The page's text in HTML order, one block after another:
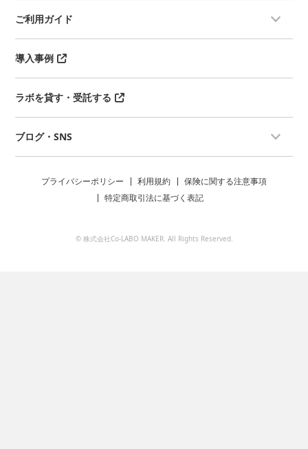
ご利用ガイド
導入事例
ラボを貸す・受託する
ブログ・SNS
プライバシーポリシー 利用規約
保険に関する注意事項
特定商取引法に基づく表記
© 株式会社Co-LABO MAKER. All Rights Reserved.